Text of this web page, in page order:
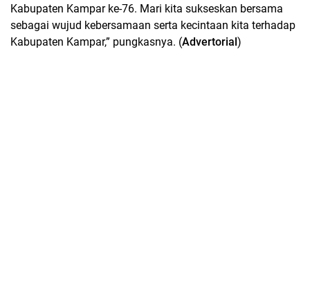
Kabupaten Kampar ke-76. Mari kita sukseskan bersama
sebagai wujud kebersamaan serta kecintaan kita terhadap
Kabupaten Kampar,” pungkasnya. (Advertorial )